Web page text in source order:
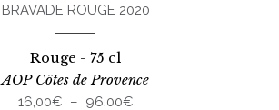
BRAVADE ROUGE 2020
Rouge - 75 cl
AOP Côtes de Provence
16,00€ – 96,00€Plage